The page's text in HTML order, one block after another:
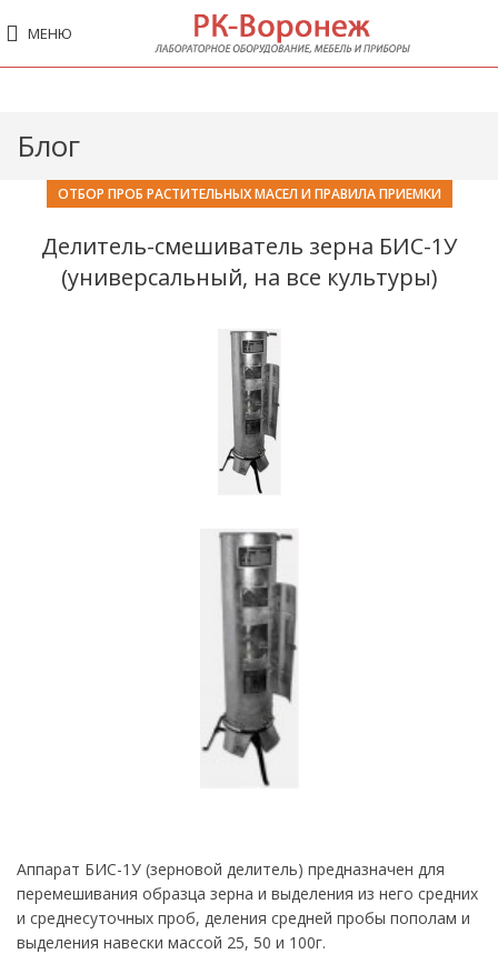
МЕНЮ
Блог
ОТБОР ПРОБ РАСТИТЕЛЬНЫХ МАСЕЛ И ПРАВИЛА ПРИЕМКИ
Делитель-смешиватель зерна БИС-1У
(универсальный, на все культуры)
Аппарат БИС-1У (зерновой делитель) предназначен для
перемешивания образца зерна и выделения из него средних
и среднесуточных проб, деления средней пробы пополам и
выделения навески массой 25, 50 и 100г.